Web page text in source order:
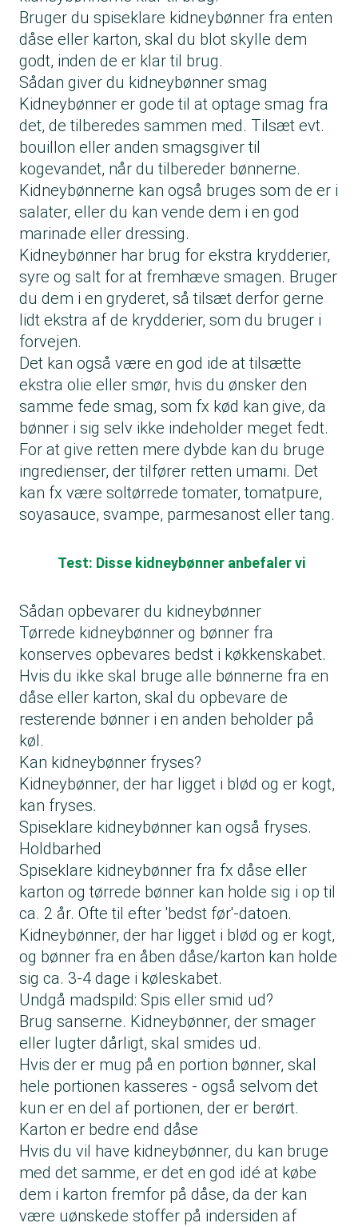
Bruger du spiseklare kidneybønner fra enten
dåse eller karton, skal du blot skylle dem
godt, inden de er klar til brug.
Sådan giver du kidneybønner smag
Kidneybønner er gode til at optage smag fra
det, de tilberedes sammen med. Tilsæt evt.
bouillon eller anden smagsgiver til
kogevandet, når du tilbereder bønnerne.
Kidneybønnerne kan også bruges som de er i
salater, eller du kan vende dem i en god
marinade eller dressing.
Kidneybønner har brug for ekstra krydderier,
syre og salt for at fremhæve smagen. Bruger
du dem i en gryderet, så tilsæt derfor gerne
lidt ekstra af de krydderier, som du bruger i
forvejen.
Det kan også være en god ide at tilsætte
ekstra olie eller smør, hvis du ønsker den
samme fede smag, som fx kød kan give, da
bønner i sig selv ikke indeholder meget fedt.
For at give retten mere dybde kan du bruge
ingredienser, der tilfører retten umami. Det
kan fx være soltørrede tomater, tomatpure,
soyasauce, svampe, parmesanost eller tang.
Test: Disse kidneybønner anbefaler vi
Sådan opbevarer du kidneybønner
Tørrede kidneybønner og bønner fra
konserves opbevares bedst i køkkenskabet.
Hvis du ikke skal bruge alle bønnerne fra en
dåse eller karton, skal du opbevare de
resterende bønner i en anden beholder på
køl.
Kan kidneybønner fryses?
Kidneybønner, der har ligget i blød og er kogt,
kan fryses.
Spiseklare kidneybønner kan også fryses.
Holdbarhed
Spiseklare kidneybønner fra fx dåse eller
karton og tørrede bønner kan holde sig i op til
ca. 2 år. Ofte til efter 'bedst før'-datoen.
Kidneybønner, der har ligget i blød og er kogt,
og bønner fra en åben dåse/karton kan holde
sig ca. 3-4 dage i køleskabet.
Undgå madspild: Spis eller smid ud?
Brug sanserne. Kidneybønner, der smager
eller lugter dårligt, skal smides ud.
Hvis der er mug på en portion bønner, skal
hele portionen kasseres - også selvom det
kun er en del af portionen, der er berørt.
Karton er bedre end dåse
Hvis du vil have kidneybønner, du kan bruge
med det samme, er det en god idé at købe
dem i karton fremfor på dåse, da der kan
være uønskede stoffer på indersiden af